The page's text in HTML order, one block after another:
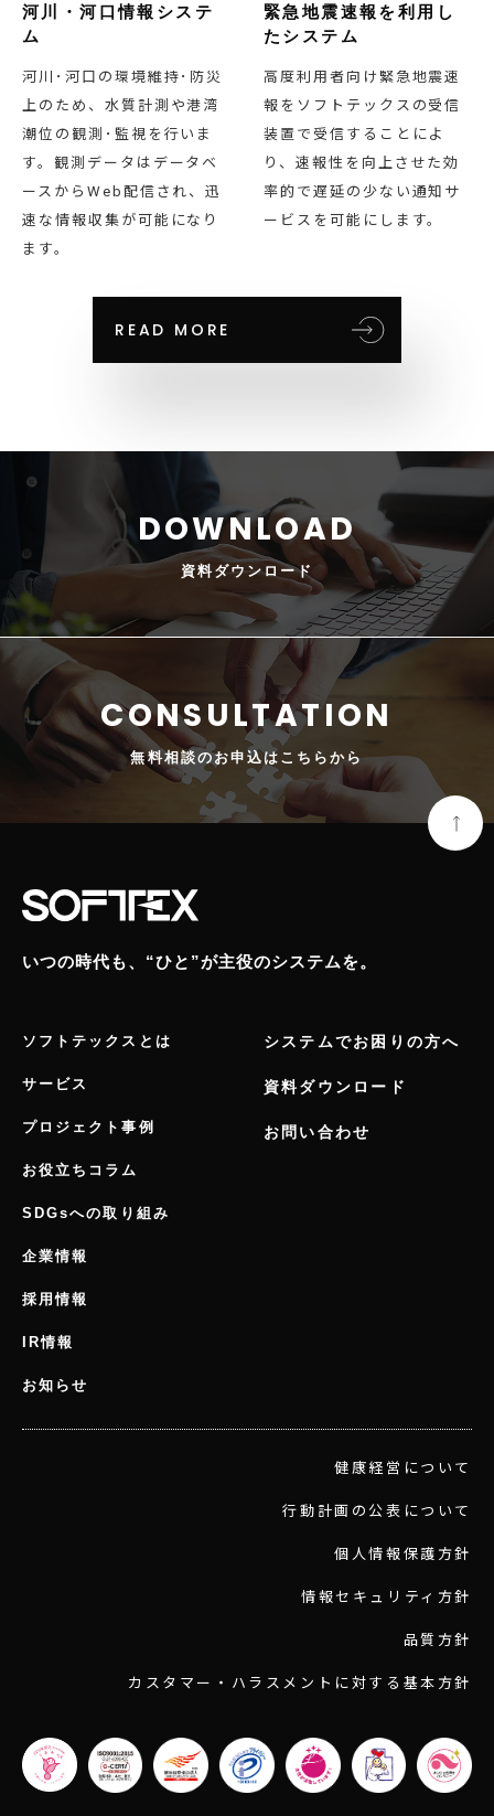
河川・河口情報システ
ム
河川･河口の環境維持･防災
上のため、水質計測や港湾
潮位の観測･監視を行いま
す。観測データはデータベ
ースからWeb配信され、迅
速な情報収集が可能になり
ます。
緊急地震速報を利用し
たシステム
高度利用者向け緊急地震速
報をソフトテックスの受信
装置で受信することによ
り、速報性を向上させた効
率的で遅延の少ない通知サ
ービスを可能にします。
READ MORE
資料ダウンロード
無料相談のお申込はこちらから
いつの時代も、“ひと”が主役のシステムを。
ソフトテックスとは
サービス
プロジェクト事例
お役立ちコラム
SDGsへの取り組み
企業情報
採用情報
IR情報
お知らせ
システムでお困りの方へ
資料ダウンロード
お問い合わせ
健康経営について
行動計画の公表について
個人情報保護方針
情報セキュリティ方針
品質方針
カスタマー・ハラスメントに対する基本方針